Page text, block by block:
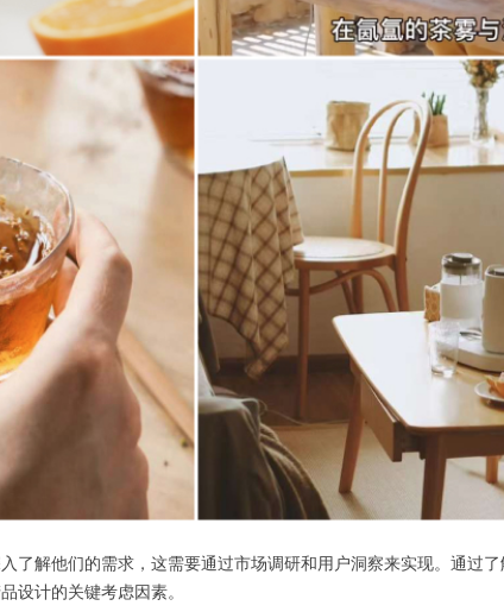
解他们的需求，这需要通过市场调研和用户洞察来实现。通过
设计的关键考虑因素。